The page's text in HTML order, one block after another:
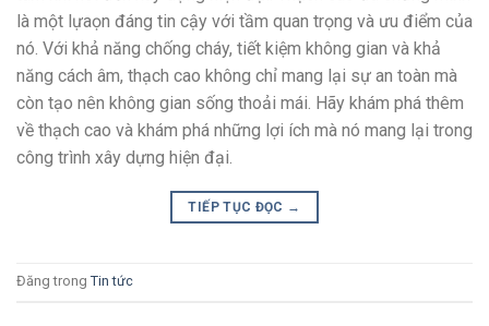
là một lựaọn đáng tin cậy với tầm quan trọng và ưu điểm của
nó. Với khả năng chống cháy, tiết kiệm không gian và khả
năng cách âm, thạch cao không chỉ mang lại sự an toàn mà
còn tạo nên không gian sống thoải mái. Hãy khám phá thêm
về thạch cao và khám phá những lợi ích mà nó mang lại trong
công trình xây dựng hiện đại.
TIẾP TỤC ĐỌC →
Đăng trong Tin tức